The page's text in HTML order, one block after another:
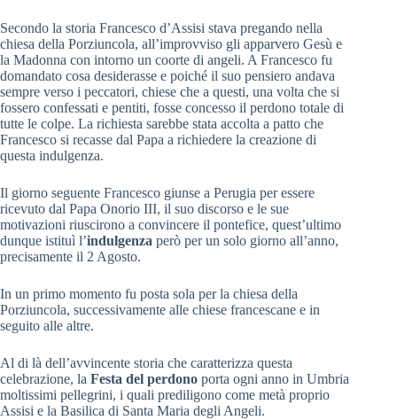
Secondo la storia Francesco d’Assisi stava pregando nella
chiesa della Porziuncola, all’improvviso gli apparvero Gesù e
la Madonna con intorno un coorte di angeli. A Francesco fu
domandato cosa desiderasse e poiché il suo pensiero andava
sempre verso i peccatori, chiese che a questi, una volta che si
fossero confessati e pentiti, fosse concesso il perdono totale di
tutte le colpe. La richiesta sarebbe stata accolta a patto che
Francesco si recasse dal Papa a richiedere la creazione di
questa indulgenza.
Il giorno seguente Francesco giunse a Perugia per essere
ricevuto dal Papa Onorio III, il suo discorso e le sue
motivazioni riuscirono a convincere il pontefice, quest’ultimo
dunque istituì l’indulgenza però per un solo giorno all’anno,
precisamente il 2 Agosto.
In un primo momento fu posta sola per la chiesa della
Porziuncola, successivamente alle chiese francescane e in
seguito alle altre.
Al di là dell’avvincente storia che caratterizza questa
celebrazione, la Festa del perdono porta ogni anno in Umbria
moltissimi pellegrini, i quali prediligono come metà proprio
Assisi e la Basilica di Santa Maria degli Angeli.